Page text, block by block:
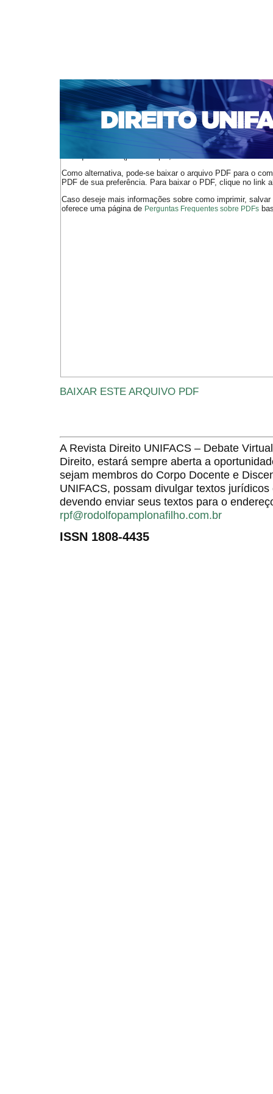
CAPA SOBRE ACESSO CADASTRO
NOTÍCIAS
EDIÇÕES DE Nº 1 A 100 WEBMAIL
Capa>n. 136 (2011) > Facó
O arquivo PDF selecionado deve ser carregado no
de arquivos PDF (por exemplo, uma versão atual do
Como alternativa, pode-se baixar o arquivo PDF para o
PDF de sua preferência. Para baixar o PDF, clique no link
Caso deseje mais informações sobre como imprimir,
oferece uma página de Perguntas Frequentes sobre PDFs
BAIXAR ESTE ARQUIVO PDF
A Revista Direito UNIFACS – Debate
Direito, estará sempre aberta a
sejam membros do Corpo Docente e
UNIFACS, possam divulgar textos
devendo enviar seus textos para o
rpf@rodolfopamplonafilho.com.br
ISSN 1808-4435